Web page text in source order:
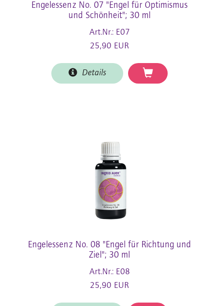
Engelessenz No. 07 "Engel für Optimismus
und Schönheit"; 30 ml
Art.Nr.: E07
25,90 EUR
Details
Engelessenz No. 08 "Engel für Richtung und
Ziel"; 30 ml
Art.Nr.: E08
25,90 EUR